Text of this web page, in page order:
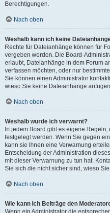
Berechtigungen.
Nach oben
Weshalb kann ich keine
Rechte für Dateianhänge können für
vergeben werden. Die Board-
erlaubt, Dateianhänge in dem Forum
verfassen möchten, oder nur
Sie können einen Administrator
wieso Sie keine Dateianhänge
Nach oben
Weshalb wurde ich verwarnt?
In jedem Board gibt es eigene
festgelegt werden. Wenn Sie gegen
kann sie Ihnen eine Verwarnung
Entscheidung der Administration
mit dieser Verwarnung zu tun hat.
Sie sich die nicht sicher sind, wieso
Nach oben
Wie kann ich Beiträge den
Wenn ein Administrator die